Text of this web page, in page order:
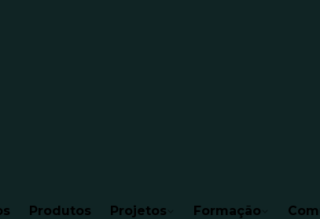
Produtos Projetos Formação